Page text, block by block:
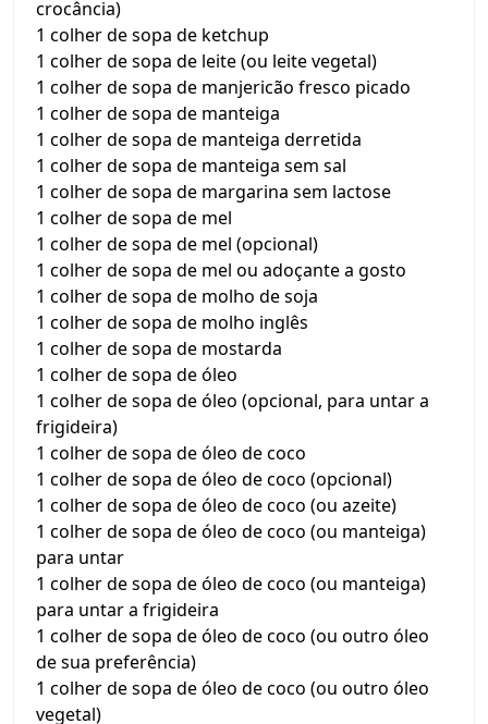
crocância)
1 colher de sopa de ketchup
1 colher de sopa de leite (ou leite vegetal)
1 colher de sopa de manjericão fresco picado
1 colher de sopa de manteiga
1 colher de sopa de manteiga derretida
1 colher de sopa de manteiga sem sal
1 colher de sopa de margarina sem lactose
1 colher de sopa de mel
1 colher de sopa de mel (opcional)
1 colher de sopa de mel ou adoçante a gosto
1 colher de sopa de molho de soja
1 colher de sopa de molho inglês
1 colher de sopa de mostarda
1 colher de sopa de óleo
1 colher de sopa de óleo (opcional, para untar a
frigideira)
1 colher de sopa de óleo de coco
1 colher de sopa de óleo de coco (opcional)
1 colher de sopa de óleo de coco (ou azeite)
1 colher de sopa de óleo de coco (ou manteiga)
para untar
1 colher de sopa de óleo de coco (ou manteiga)
para untar a frigideira
1 colher de sopa de óleo de coco (ou outro óleo
de sua preferência)
1 colher de sopa de óleo de coco (ou outro óleo
vegetal)